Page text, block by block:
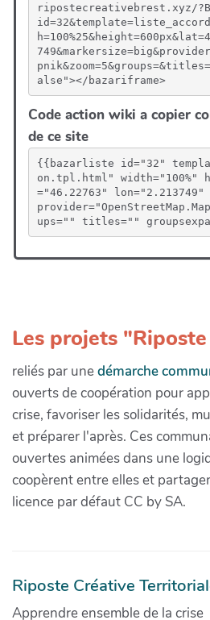
ripostecreativebrest.xyz/
alse"></bazariframe>
Code action wiki a copier
de ce site
{{bazarliste id="32"
on.tpl.html" width="100%"
="46.22763"
ups="" titles=""